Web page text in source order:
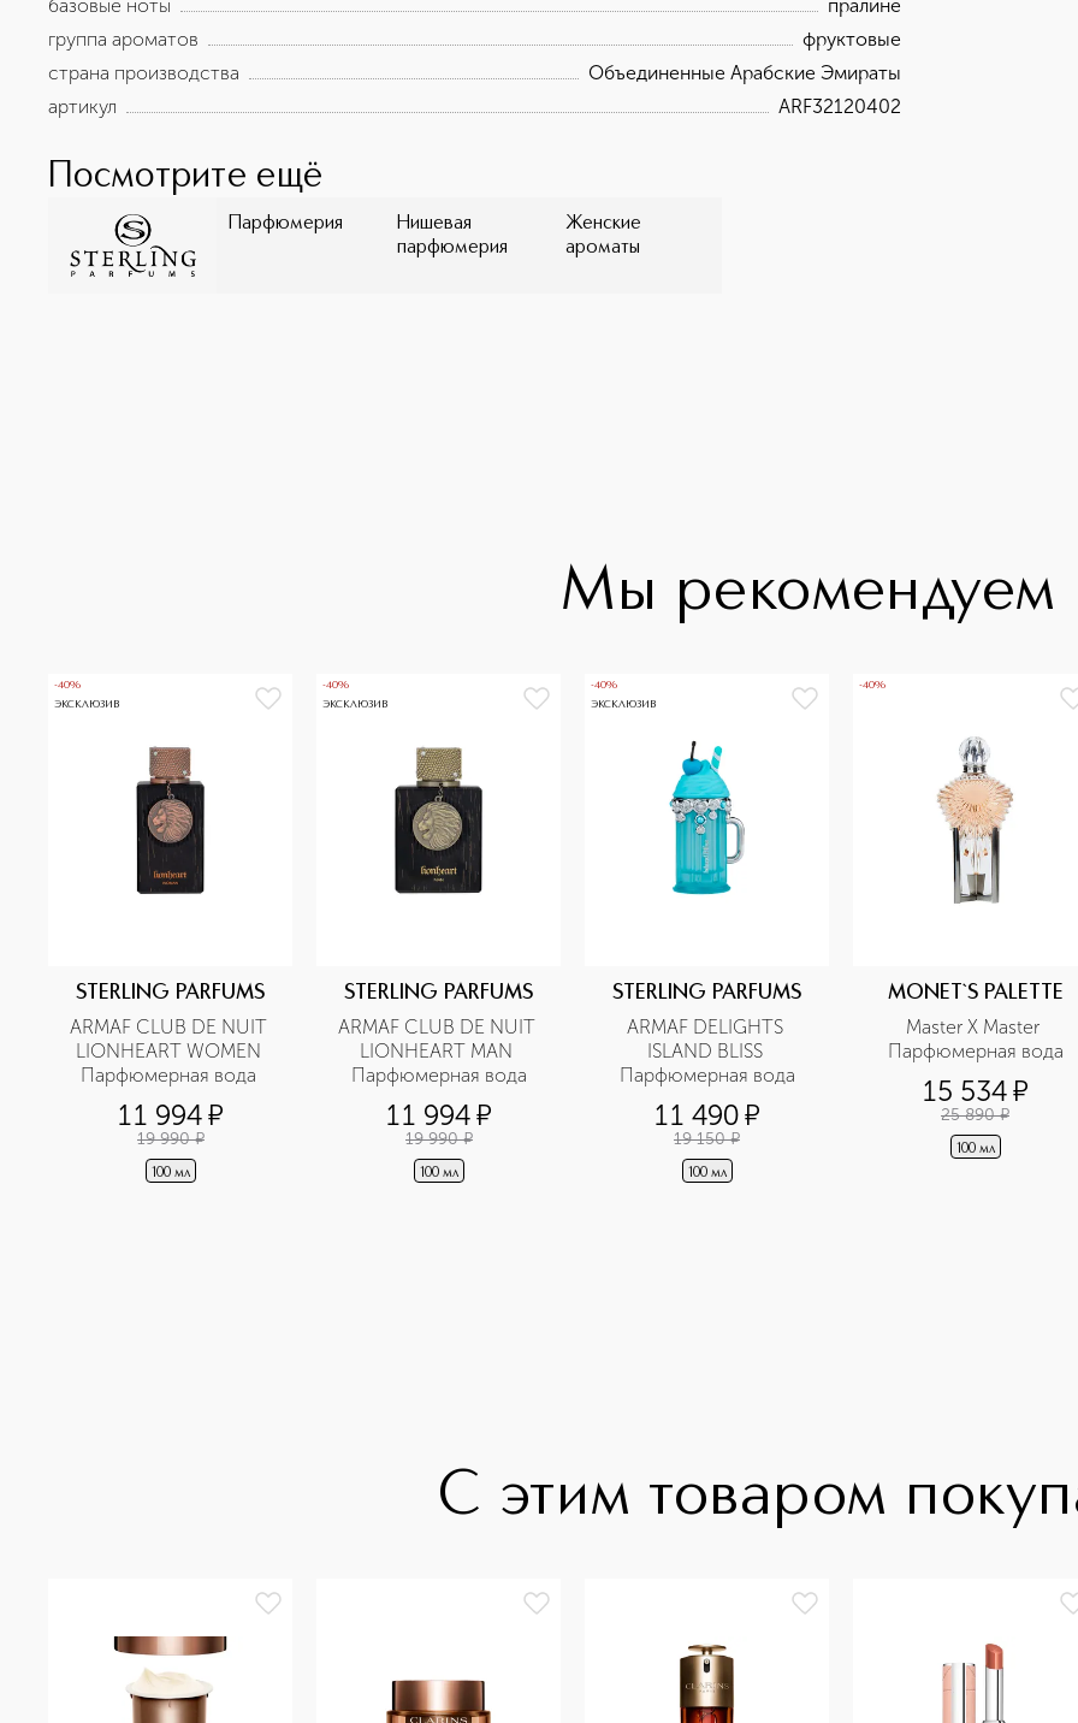
базовые ноты
пралине
группа ароматов
фруктовые
страна производства
Объединенные Арабские Эмираты
артикул
ARF32120402
Посмотрите ещё
Парфюмерия
Нишевая
парфюмерия
Женские
ароматы
Мы рекомендуем
-40%
ЭКСКЛЮЗИВ
STERLING PARFUMS
ARMAF CLUB DE NUIT
LIONHEART WOMEN
11 994¤
19 990 ¤
100 мл
-40%
ЭКСКЛЮЗИВ
STERLING PARFUMS
ARMAF CLUB DE NUIT
LIONHEART MAN
Парфюмерная вода
11 994¤
19 990 ¤
100 мл
-40%
ЭКСКЛЮЗИВ
STERLING PARFUMS
ARMAF DELIGHTS
ISLAND BLISS
Парфюмерная вода
11 490¤
19 150 ¤
100 мл
-40%
MONET`S PALETTE
Master X Master
Парфюмерная вода
15 534¤
25 890 ¤
100 мл
С этим товаром